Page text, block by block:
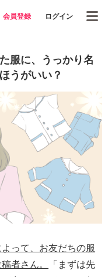
会員登録 ログイン
服に、うっかり名
うがいい？
って、お友だちの服
者さん。
「まずは先